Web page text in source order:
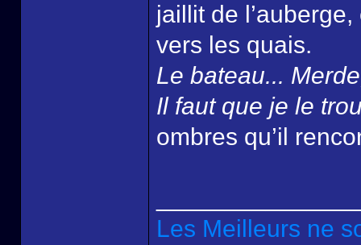
jaillit de
vers les quais.
Le bateau...
Il faut que je le
ombres qu’il
Les Meilleurs ne